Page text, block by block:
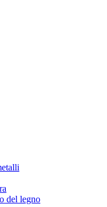
del legno